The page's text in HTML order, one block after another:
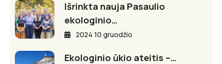
Išrinkta nauja Pasaulio
ekologinio…
2024 10 gruodžio
Ekologinio ūkio ateitis –…